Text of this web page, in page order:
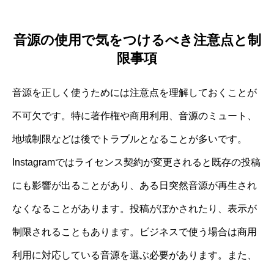
音源の使用で気をつけるべき注意点と制
限事項
音源を正しく使うためには注意点を理解しておくことが
不可欠です。特に著作権や商用利用、音源のミュート、
地域制限などは後でトラブルとなることが多いです。
Instagramではライセンス契約が変更されると既存の投稿
にも影響が出ることがあり、ある日突然音源が再生され
なくなることがあります。投稿がぼかされたり、表示が
制限されることもあります。ビジネスで使う場合は商用
利用に対応している音源を選ぶ必要があります。また、